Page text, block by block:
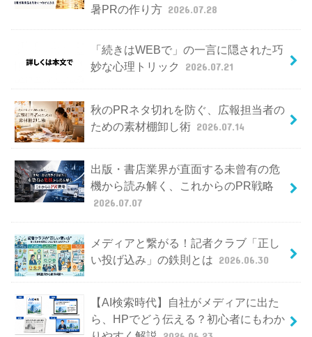
暑PRの作り方 2026.07.28
「続きはWEBで」の一言に隠された巧
妙な心理トリック
2026.07.21
秋のPRネタ切れを防ぐ、広報担当者の
ための素材棚卸し術 2026.07.14
出版・書店業界が直面する未曾有の危
機から読み解く、これからのPR戦略
2026.07.07
メディアと繋がる！記者クラブ「正し
い投げ込み」の鉄則とは 2026.06.30
【AI検索時代】自社がメディアに出た
ら、HPでどう伝える？初心者にもわか